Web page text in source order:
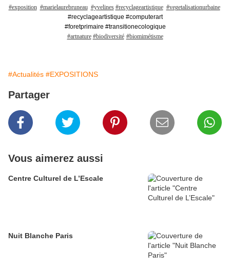
#exposition #marielaurebruneau #yvelines #recyclageartistique #vegetalisationurbaine
#recyclageartistique #computerart
#foretprimaire #transitionecologique
#artnature #biodiversité #biomimétisme
#Actualités #EXPOSITIONS
Partager
Vous aimerez aussi
Centre Culturel de L’Escale
Nuit Blanche Paris